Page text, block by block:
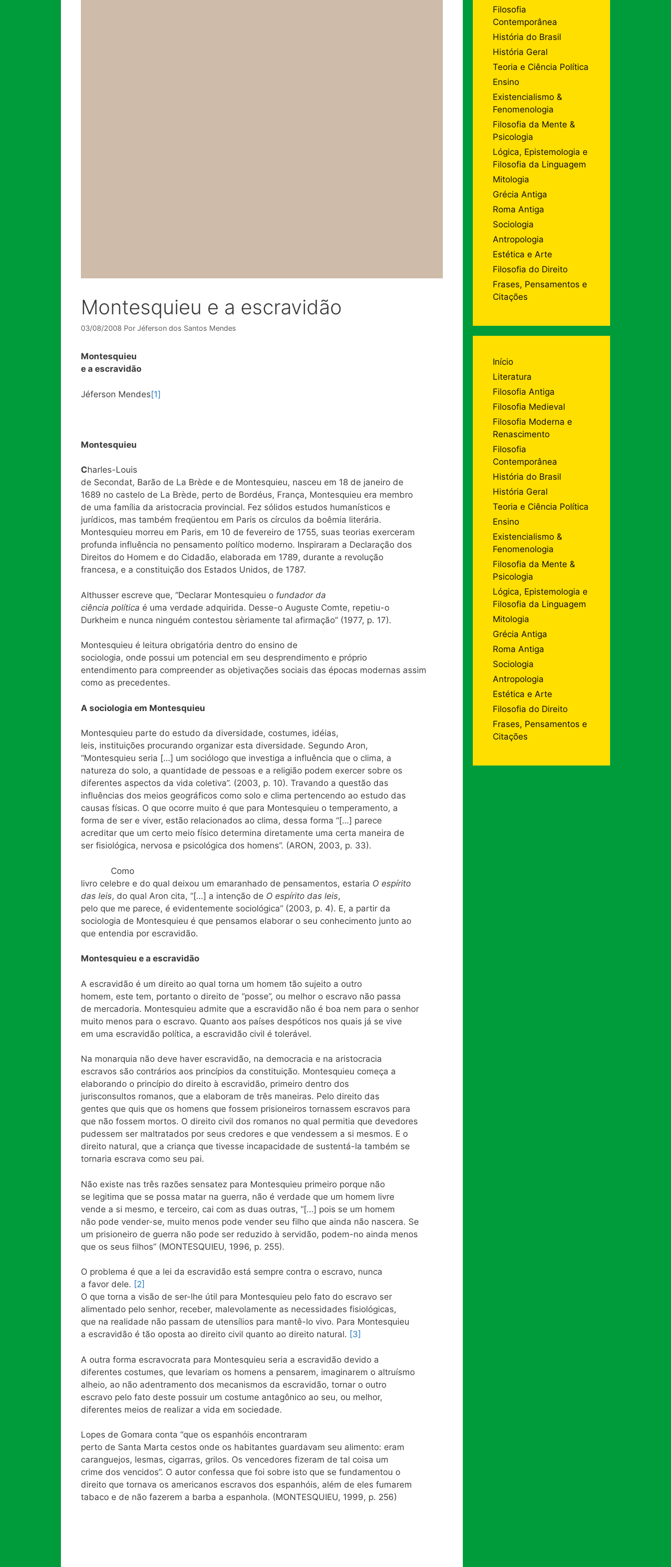
Montesquieu e a escravidão
03/08/2008 Por Jéferson dos Santos Mendes
Montesquieu
e a escravidão
Jéferson Mendes[1]
Montesquieu
Charles-Louis
de Secondat, Barão de La Brède e de Montesquieu, nasceu em 18 de janeiro de
1689 no castelo de La Brède, perto de Bordéus, França, Montesquieu era membro
de uma família da aristocracia provincial. Fez sólidos estudos humanísticos e
jurídicos, mas também freqüentou em Paris os círculos da boêmia literária.
Montesquieu morreu em Paris, em 10 de fevereiro de 1755, suas teorias exerceram
profunda influência no pensamento político moderno. Inspiraram a Declaração dos
Direitos do Homem e do Cidadão, elaborada em 1789, durante a revolução
francesa, e a constituição dos Estados Unidos, de 1787.
Althusser escreve que, “Declarar Montesquieu o fundador da
ciência política é uma verdade adquirida. Desse-o Auguste Comte, repetiu-o
Durkheim e nunca ninguém contestou sèriamente tal afirmação” (1977, p. 17).
Montesquieu é leitura obrigatória dentro do ensino de
sociologia, onde possui um potencial em seu desprendimento e próprio
entendimento para compreender as objetivações sociais das épocas modernas assim
como as precedentes.
A sociologia em Montesquieu
Montesquieu parte do estudo da diversidade, costumes, idéias,
leis, instituições procurando organizar esta diversidade. Segundo Aron,
“Montesquieu seria […] um sociólogo que investiga a influência que o clima, a
natureza do solo, a quantidade de pessoas e a religião podem exercer sobre os
diferentes aspectos da vida coletiva”. (2003, p. 10). Travando a questão das
influências dos meios geográficos como solo e clima pertencendo ao estudo das
causas físicas. O que ocorre muito é que para Montesquieu o temperamento, a
forma de ser e viver, estão relacionados ao clima, dessa forma “[…] parece
acreditar que um certo meio físico determina diretamente uma certa maneira de
ser fisiológica, nervosa e psicológica dos homens”. (ARON, 2003, p. 33).
Como
livro celebre e do qual deixou um emaranhado de pensamentos, estaria O espírito
das leis, do qual Aron cita, “[…] a intenção de O espírito das leis,
pelo que me parece, é evidentemente sociológica” (2003, p. 4). E, a partir da
sociologia de Montesquieu é que pensamos elaborar o seu conhecimento junto ao
que entendia por escravidão.
Montesquieu e a escravidão
A escravidão é um direito ao qual torna um homem tão sujeito a outro
homem, este tem, portanto o direito de “posse”, ou melhor o escravo não passa
de mercadoria. Montesquieu admite que a escravidão não é boa nem para o senhor
muito menos para o escravo. Quanto aos países despóticos nos quais já se vive
em uma escravidão política, a escravidão civil é tolerável.
Na monarquia não deve haver escravidão, na democracia e na aristocracia
escravos são contrários aos princípios da constituição. Montesquieu começa a
elaborando o princípio do direito à escravidão, primeiro dentro dos
jurisconsultos romanos, que a elaboram de três maneiras. Pelo direito das
gentes que quis que os homens que fossem prisioneiros tornassem escravos para
que não fossem mortos. O direito civil dos romanos no qual permitia que devedores
pudessem ser maltratados por seus credores e que vendessem a si mesmos. E o
direito natural, que a criança que tivesse incapacidade de sustentá-la também se
tornaria escrava como seu pai.
Não existe nas três razões sensatez para Montesquieu primeiro porque não
se legitima que se possa matar na guerra, não é verdade que um homem livre
vende a si mesmo, e terceiro, cai com as duas outras, “[…] pois se um homem
não pode vender-se, muito menos pode vender seu filho que ainda não nascera. Se
um prisioneiro de guerra não pode ser reduzido à servidão, podem-no ainda menos
que os seus filhos” (MONTESQUIEU, 1996, p. 255).
O problema é que a lei da escravidão está sempre contra o escravo, nunca
a favor dele. [2]
O que torna a visão de ser-lhe útil para Montesquieu pelo fato do escravo ser
alimentado pelo senhor, receber, malevolamente as necessidades fisiológicas,
que na realidade não passam de utensílios para mantê-lo vivo. Para Montesquieu
a escravidão é tão oposta ao direito civil quanto ao direito natural. [3]
A outra forma escravocrata para Montesquieu seria a escravidão devido a
diferentes costumes, que levariam os homens a pensarem, imaginarem o altruísmo
alheio, ao não adentramento dos mecanismos da escravidão, tornar o outro
escravo pelo fato deste possuir um costume antagônico ao seu, ou melhor,
diferentes meios de realizar a vida em sociedade.
Lopes de Gomara conta “que os espanhóis encontraram
perto de Santa Marta cestos onde os habitantes guardavam seu alimento: eram
caranguejos, lesmas, cigarras, grilos. Os vencedores fizeram de tal coisa um
crime dos vencidos”. O autor confessa que foi sobre isto que se fundamentou o
direito que tornava os americanos escravos dos espanhóis, além de eles fumarem
tabaco e de não fazerem a barba a espanhola. (MONTESQUIEU, 1999, p. 256)
Filosofia
Contemporânea
História do Brasil
História Geral
Teoria e Ciência Política
Ensino
Existencialismo &
Fenomenologia
Filosofia da Mente &
Psicologia
Lógica, Epistemologia e
Filosofia da Linguagem
Mitologia
Grécia Antiga
Roma Antiga
Sociologia
Antropologia
Estética e Arte
Filosofia do Direito
Frases, Pensamentos e
Citações
Início
Literatura
Filosofia Antiga
Filosofia Medieval
Filosofia Moderna e
Renascimento
Filosofia
Contemporânea
História do Brasil
História Geral
Teoria e Ciência Política
Ensino
Existencialismo &
Fenomenologia
Filosofia da Mente &
Psicologia
Lógica, Epistemologia e
Filosofia da Linguagem
Mitologia
Grécia Antiga
Roma Antiga
Sociologia
Antropologia
Estética e Arte
Filosofia do Direito
Frases, Pensamentos e
Citações